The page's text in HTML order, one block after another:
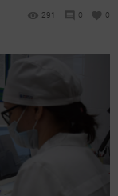
291 0 0